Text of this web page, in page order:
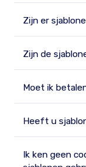
Zijn er
Zijn de
Moet ik
Heeft u
Ik ken geen